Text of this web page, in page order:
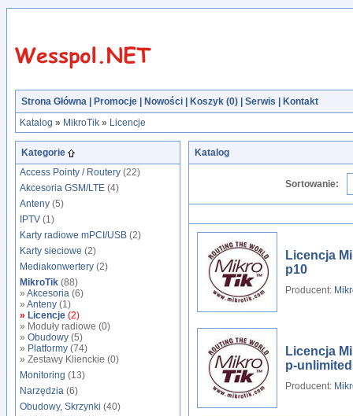
Strona Główna Promocje Nowości Koszyk (0) Serwis
Kontakt
Katalog » MikroTik » Licencje
Kategorie
Access Pointy / Routery (22)
Akcesoria GSM/LTE (4)
Anteny (5)
IPTV (1)
Karty radiowe mPCI/USB (2)
Karty sieciowe (2)
Mediakonwertery (2)
MikroTik (88)
» Akcesoria (6)
» Anteny (1)
» Licencje (2)
» Moduły radiowe (0)
» Obudowy (5)
» Platformy (74)
» Zestawy Klienckie (0)
Monitoring (13)
Narzędzia (6)
Obudowy, Skrzynki (40)
Katalog
Sortowanie:
Licencja
p10
Producent:
Licencja
p-unlimited
Producent: